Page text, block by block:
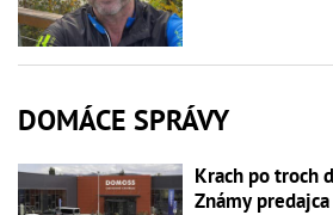
DOMÁCE SPRÁVY
Krach po troch
Známy